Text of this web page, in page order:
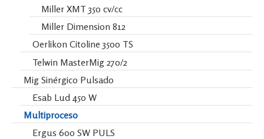
Miller XMT 350 cv/cc
Miller Dimension 812
Oerlikon Citoline 3500 TS
Telwin MasterMig 270/2
Mig Sinérgico Pulsado
Esab Lud 450 W
Multiproceso
Ergus 600 SW PULS